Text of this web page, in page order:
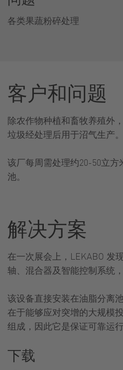
各类果蔬粉碎处理
客户和问题
除农作物种植和畜牧养殖外
垃圾经处理后用于沼气生产。
该厂每周需处理约20-50立
池。
解决方案
在一次展会上，LEKABO 发
轴、混合器及智能控制系统
该设备直接安装在油脂分离
在于能够应对突增的大规模
组成，因此它是保证可靠运
下载